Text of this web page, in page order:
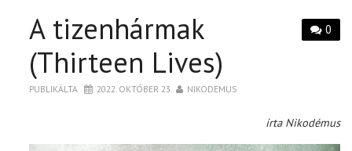
0
A tizenhármak
(Thirteen Lives)
PUBLIKÁLTA 2022. OKTÓBER 23. NIKODEMUS
írta Nikodémus